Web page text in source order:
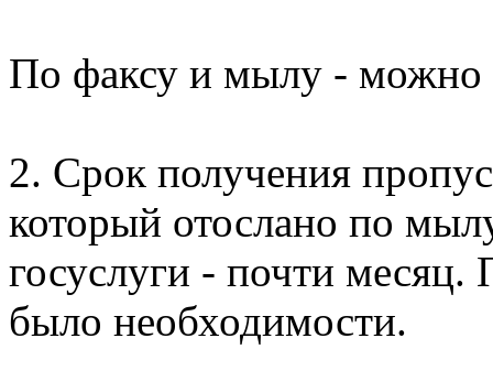
По факсу и мылу - можно
2. Срок получения
который отослано по
госуслуги - почти месяц.
было необходимости.